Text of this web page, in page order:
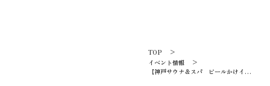
TOP
イベント情報
【神戸サウナ＆スパ ビールかけイベン